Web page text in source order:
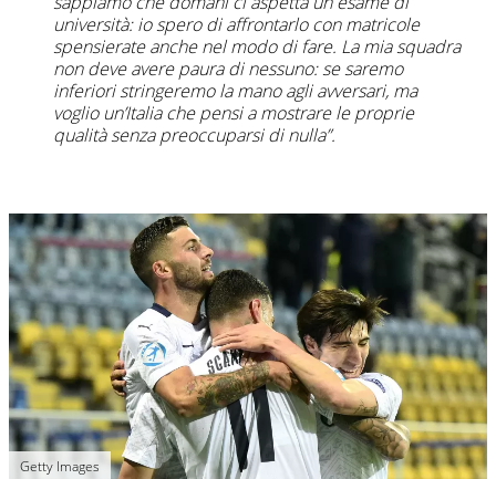
università: io spero di affrontarlo con matricole
spensierate anche nel modo di fare. La mia squadra
non deve avere paura di nessuno: se saremo
inferiori stringeremo la mano agli avversari, ma
voglio un’Italia che pensi a mostrare le proprie
qualità senza preoccuparsi di nulla”.
Getty Images